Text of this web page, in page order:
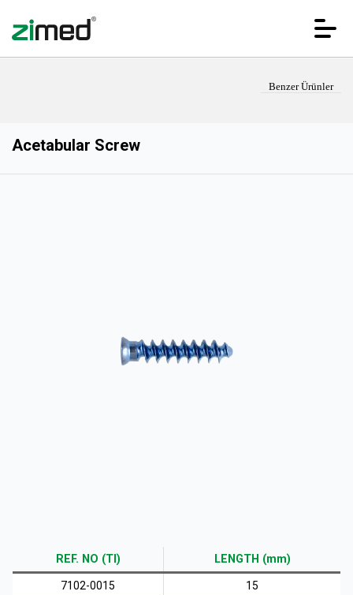
Benzer Ürünler
Acetabular Screw
REF. NO (TI) LENGTH (mm)
7102-0015
15